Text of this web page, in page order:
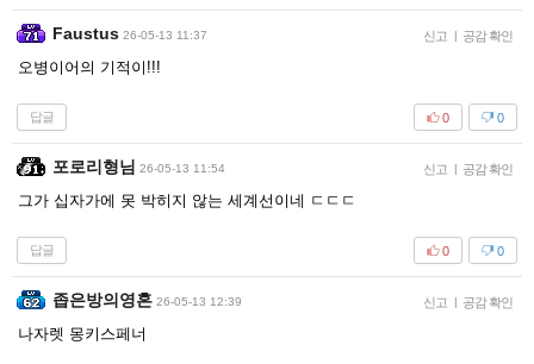
Faustus 26-05-13 11:37 신고 | 공감 확인
오병이어의 기적이!!!
답글 0
0
포로리형님 26-05-13 11:54 신고 | 공감 확인
그가 십자가에 못 박히지 않는 세계선이네 ㄷㄷㄷ
답글 0
0
좁은방의영혼 26-05-13 12:39 신고 | 공감 확인
나자렛 몽키스페너